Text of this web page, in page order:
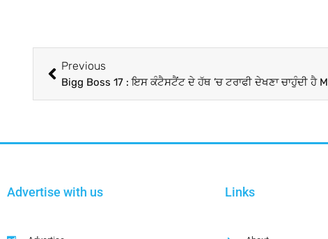
Previous
Advertise with us Links